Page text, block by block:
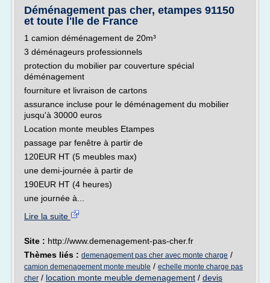
Déménagement pas cher, etampes 91150
et toute l'Ile de France
1 camion déménagement de 20m³
3 déménageurs professionnels
protection du mobilier par couverture spécial
déménagement
fourniture et livraison de cartons
assurance incluse pour le déménagement du mobilier
jusqu'à 30000 euros
Location monte meubles Etampes
passage par fenêtre à partir de
120EUR HT (5 meubles max)
une demi-journée à partir de
190EUR HT (4 heures)
une journée à...
Lire la suite
Site : http://www.demenagement-pas-cher.fr
Thèmes liés : demenagement pas cher avec monte charge /
camion demenagement monte meuble / echelle monte charge pas
cher / location monte meuble demenagement / devis